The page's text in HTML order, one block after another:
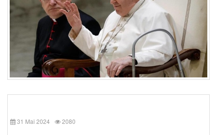
31 Mai 2024 2080